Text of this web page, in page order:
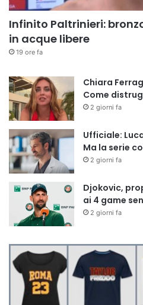
Infinito Paltrinieri:
in acque libere
19 ore fa
Chiara
Come
2 giorni fa
Ufficiale:
Ma la serie
2 giorni fa
Djokovic,
ai 4 game
2 giorni fa